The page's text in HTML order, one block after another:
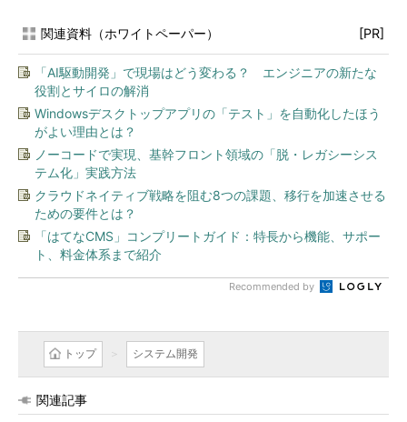
関連資料（ホワイトペーパー） [PR]
「AI駆動開発」で現場はどう変わる？ エンジニアの新たな
役割とサイロの解消
Windowsデスクトップアプリの「テスト」を自動化したほう
がよい理由とは？
ノーコードで実現、基幹フロント領域の「脱・レガシーシス
テム化」実践方法
クラウドネイティブ戦略を阻む8つの課題、移行を加速させる
ための要件とは？
「はてなCMS」コンプリートガイド：特長から機能、サポー
ト、料金体系まで紹介
Recommended by
トップ システム開発
関連記事